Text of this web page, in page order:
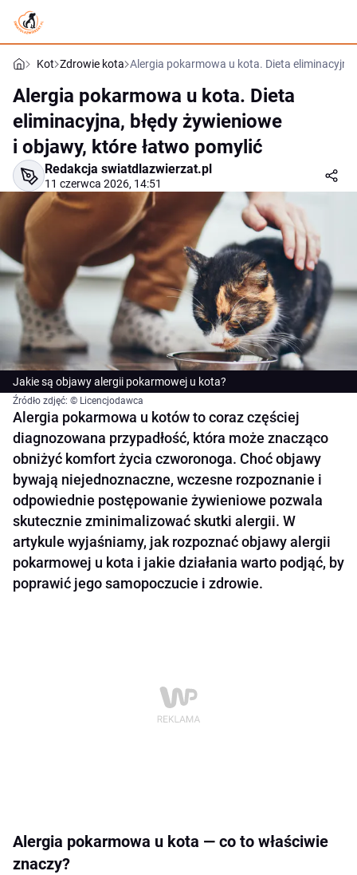
Kot Zdrowie kota Alergia pokarmowa u kota. Dieta
Alergia pokarmowa u kota. Dieta
eliminacyjna, błędy żywieniowe
i objawy, które łatwo pomylić
Redakcja swiatdlazwierzat.pl
11 czerwca 2026, 14:51
Jakie są objawy alergii pokarmowej u kota?
Źródło zdjęć: © Licencjodawca
Alergia pokarmowa u kotów to coraz częściej
diagnozowana przypadłość, która może znacząco
obniżyć komfort życia czworonoga. Choć objawy
bywają niejednoznaczne, wczesne rozpoznanie i
odpowiednie postępowanie żywieniowe pozwala
skutecznie zminimalizować skutki alergii. W
artykule wyjaśniamy, jak rozpoznać objawy alergii
pokarmowej u kota i jakie działania warto podjąć, by
poprawić jego samopoczucie i zdrowie.
Alergia pokarmowa u kota — co to właściwie
znaczy?